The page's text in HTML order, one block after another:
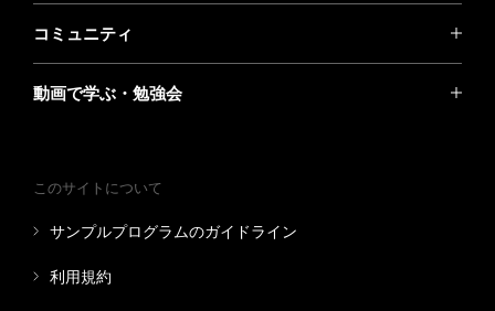
コミュニティ
動画で学ぶ・勉強会
このサイトについて
サンプルプログラムのガイドライン
利用規約